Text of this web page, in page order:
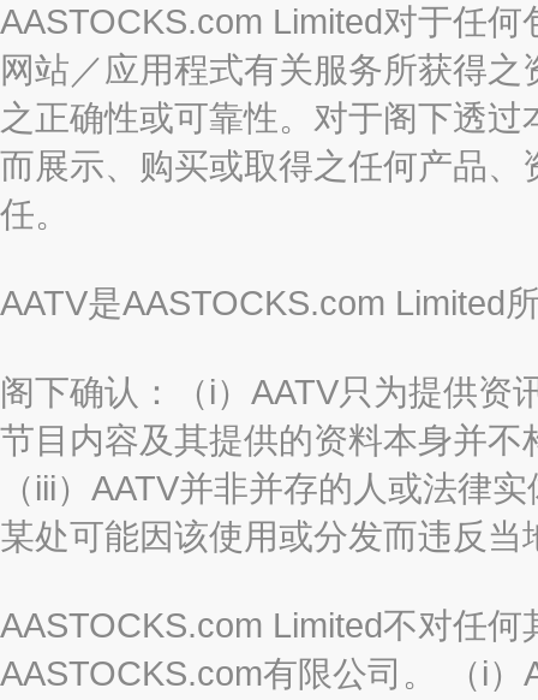
AASTOCKS.com Limited对于任
网站／应用程式有关服务所获得
之正确性或可靠性。对于阁下透
而展示、购买或取得之任何产品
任。
AATV是AASTOCKS.com Limited
阁下确认：（i）AATV只为提供资
节目内容及其提供的资料本身并
（iii）AATV并非并存的人或法律
某处可能因该使用或分发而违反当
AASTOCKS.com Limited不对任
AASTOCKS.com有限公司。 （i